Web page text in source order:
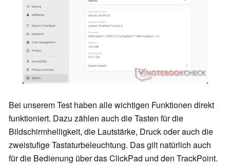
Bei unserem Test haben alle wichtigen Funktionen direkt
funktioniert. Dazu zählen auch die Tasten für die
Bildschirmhelligkeit, die Lautstärke, Druck oder auch die
zweistufige Tastaturbeleuchtung. Das gilt natürlich auch
für die Bedienung über das ClickPad und den TrackPoint.